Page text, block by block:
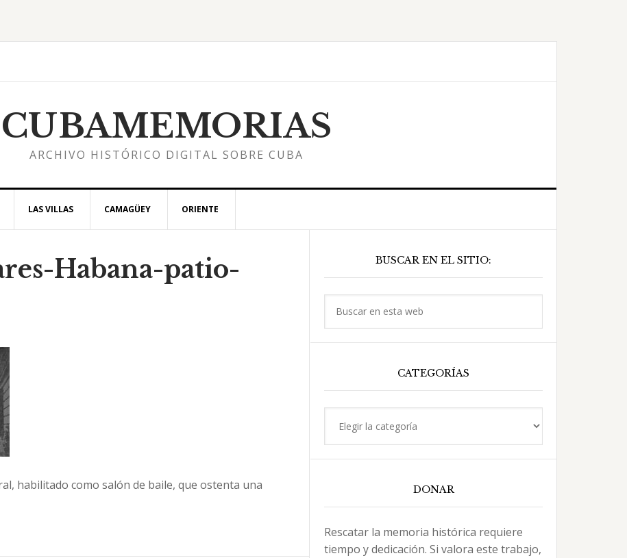
CUBAMEMORIAS
ARCHIVO HISTÓRICO DIGITAL SOBRE CUBA
LAS VILLAS CAMAGÜEY ORIENTE
Habana-patio-
habilitado como salón de baile, que ostenta una
lateral
principal
BUSCAR EN EL SITIO:
CATEGORÍAS
DONAR
Rescatar la memoria histórica requiere
tiempo y dedicación. Si valora este trabajo,